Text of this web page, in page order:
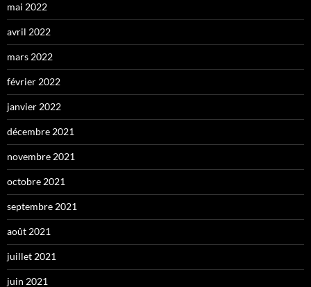
mai 2022
avril 2022
mars 2022
février 2022
janvier 2022
décembre 2021
novembre 2021
octobre 2021
septembre 2021
août 2021
juillet 2021
juin 2021